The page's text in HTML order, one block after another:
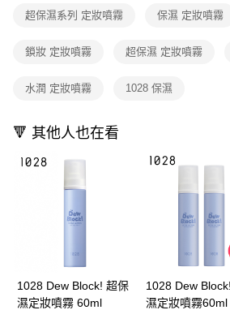
※ 交易是否成功請以「AFTEE先享後付 」之結
客戶支援中心」https://
１．透過由恩沛科技股份有限公司提供之「
２．關於個人資料處理事宜，請瀏覽以下網址：
３．未成年的使用者請事先徵得法定代理人或監
時審查核予不同之上限額度；若仍有額度不足之
５．嚴禁一人註冊多個帳號或使用他人資訊註冊
恩沛科技股份有限公司將有權停止該用戶之使用
付款後7-11取貨
每筆NT$90，滿NT$599(含以上)免運費
超保濕系列 定妝噴霧 保濕 定妝噴霧
鎖妝 定妝噴霧 超保濕 定妝噴霧
水潤 定妝噴霧 1028 保濕
🔻 其他人也在看
1028 Dew Block! 超保
濕定妝噴霧 60ml
1028 Dew Block!超保
濕定妝噴霧60ml